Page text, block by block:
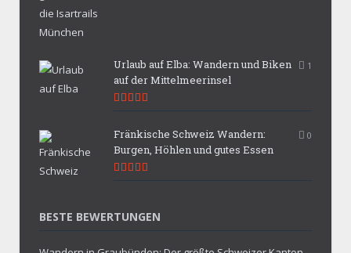
1
Urlaub auf Elba: Wandern und Biken
auf der Mittelmeerinsel
0
Fränkische Schweiz Wandern:
Burgen, Höhlen und gutes Essen
BESTE BEWERTUNGEN